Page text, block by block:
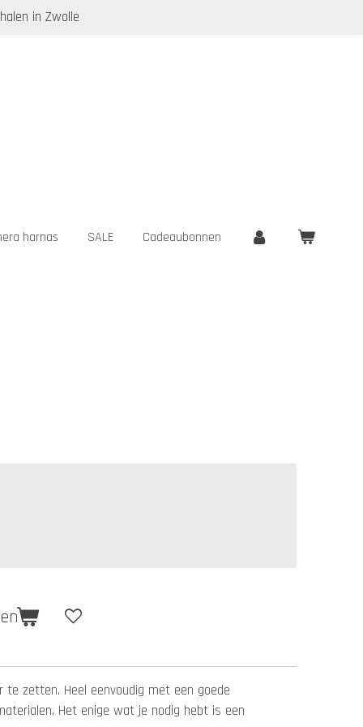
in Zwolle
harnas SALE Cadeaubonnen
te zetten. Heel eenvoudig met een goede
Het enige wat je nodig hebt is een